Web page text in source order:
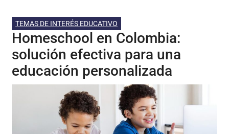
TEMAS DE INTERÉS EDUCATIVO
Homeschool en Colombia:
solución efectiva para una
educación personalizada